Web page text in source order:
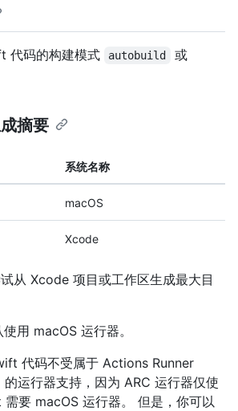
代码的构建模式 autobuild 或
摘要
系统名称
macOS
Xcode
从 Xcode 项目或工作区生成最大目
用 macOS 运行器。
代码不受属于 Actions Runner
运行器支持，因为 ARC 运行器仅使
要 macOS 运行器。 但是，你可以